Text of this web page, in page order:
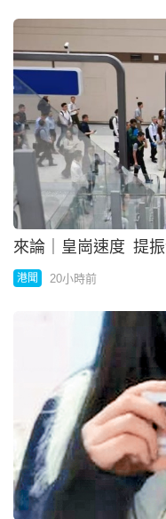
來論｜皇崗速度 提
港聞 20小時前